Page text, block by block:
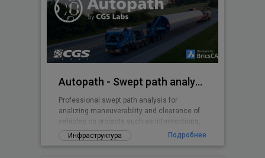
Autopath - Swept path analysis
Professional swept path analysis for
analizing maneuverability and clearance of
vehicles on projects such as intersections,
roundabouts, parking lots, ...
Инфраструктура Подробнее